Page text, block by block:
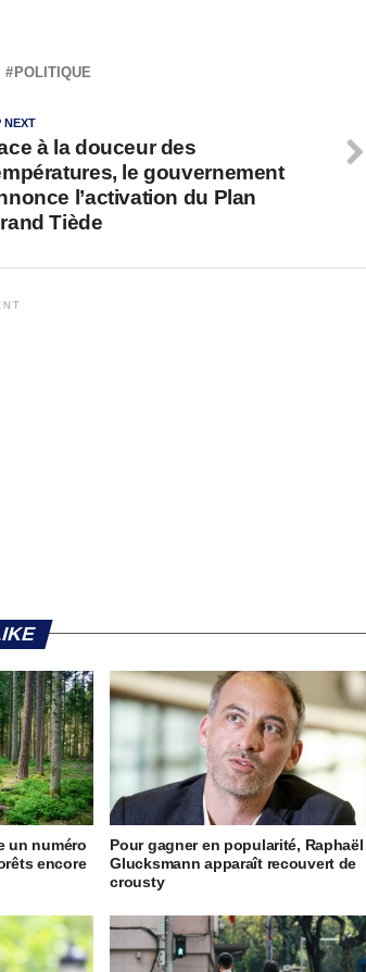
POLITIQUE
NEXT
à la douceur des
le gouvernement
l’activation du Plan
Tiède
un numéro
encore
Pour gagner en popularité, Raphaël
Glucksmann apparaît recouvert de
crousty